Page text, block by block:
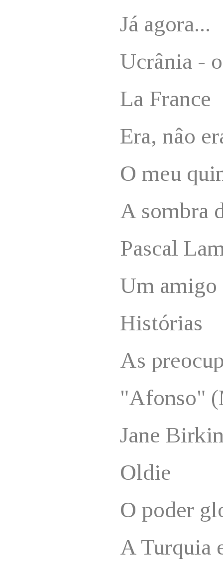
Já agora...
Ucrânia -
La France
Era, nâo
O meu
A sombra
Pascal
Um amigo
Histórias
As
"Afonso"
Jane
Oldie
O poder
A Turquia